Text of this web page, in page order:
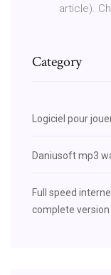
article).
Category
Logiciel pour
Daniusoft mp3
Full speed
complete version